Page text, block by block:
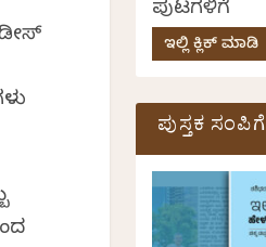
ಪುಟಗಳಿಗೆ
ಇಲ್ಲಿ ಕ್ಲಿಕ್ ಮಾಡಿ
ಪುಸ್ತಕ ಸಂಪಿಗೆ